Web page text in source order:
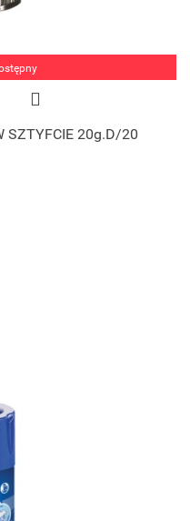
SZTYFCIE 20g.D/20